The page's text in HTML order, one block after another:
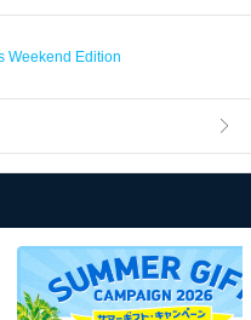
Weekend Edition